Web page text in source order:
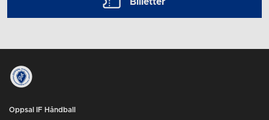
Billetter
Oppsal IF Håndball